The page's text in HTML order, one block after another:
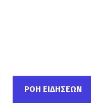
ΡΟΗ ΕΙΔΗΣΕΩΝ